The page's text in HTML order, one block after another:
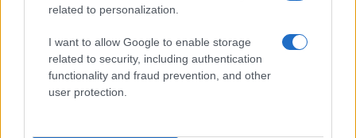
related to personalization.
I want to allow Google to enable storage
related to security, including authentication
functionality and fraud prevention, and other
user protection.
A Rocca di Papa c’è un Toro in libertà: La paura fra i
cittadini. Video